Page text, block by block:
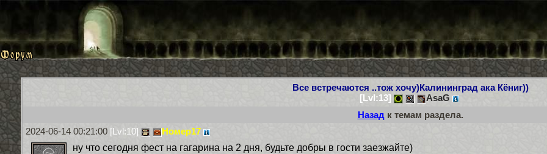
Все встречаются ..тож хочу)Калининград ака Кёниг))
[Lvl:13]
AsaG
Назад к темам раздела.
2024-06-14 00:21:00 [Lvl:10]
Номер17
ну что сегодня фест на гагарина на 2 дня, будьте добры в гости заезжайте)